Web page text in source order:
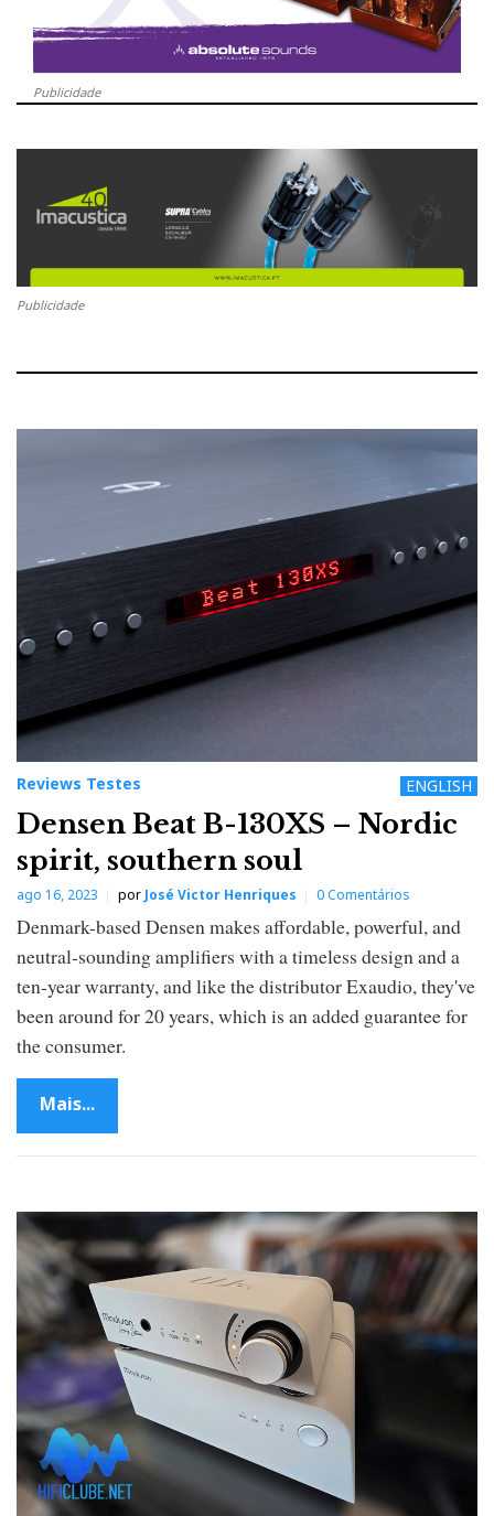
Publicidade
Publicidade
Reviews Testes ENGLISH
Densen Beat B-130XS – Nordic
spirit, southern soul
ago 16, 2023 por José Victor Henriques 0 Comentários
Denmark-based Densen makes affordable, powerful, and
neutral-sounding amplifiers with a timeless design and a
ten-year warranty, and like the distributor Exaudio, they've
been around for 20 years, which is an added guarantee for
the consumer.
Mais...